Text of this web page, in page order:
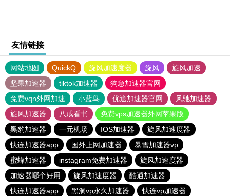
友情链接
网站地图 QuickQ 旋风加速度器 旋风
旋风加速
坚果加速器
tiktok加速器
狗急加速器官网
免费vqn外网加速
小蓝鸟 优途加速器官网
风驰加速器
旋风加速器
八戒看书
免费vps加速器外网苹果版
黑豹加速器
一元机场 IOS加速器
旋风加速度器
快连加速器app
国外上网加速器
暴雪加速器vp
蜜蜂加速器
instagram免费加速器
旋风加速度器
加速器哪个好用
旋风加速度器
酷通加速器
快连加速器app
黑洞vp永久加速器 快连vp加速器